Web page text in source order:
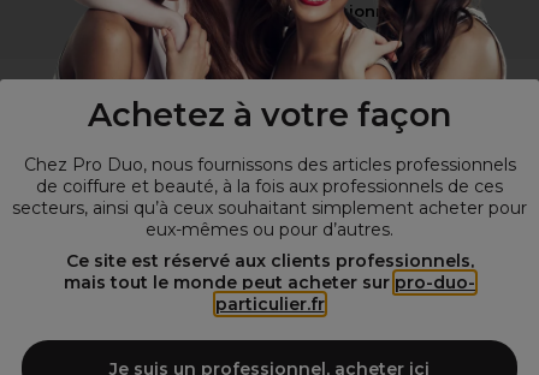
Achetez à votre façon
Chez Pro Duo, nous fournissons des articles professionnels
de coiffure et beauté, à la fois aux professionnels de ces
secteurs, ainsi qu’à ceux souhaitant simplement acheter pour
eux-mêmes ou pour d’autres.
Ce site est réservé aux clients professionnels,
mais tout le monde peut acheter sur pro-duo-
particulier.fr
Je suis un professionnel, acheter ici
Vous n’êtes pas un professionnel ?
Visitez notre site pourles particuliers !
© Tous droits réservés © Pro-Duo
Spécialiste de la coiffure et de la beauté, nous vous proposons une
large sélection de produits professionnels pour la coiffure et